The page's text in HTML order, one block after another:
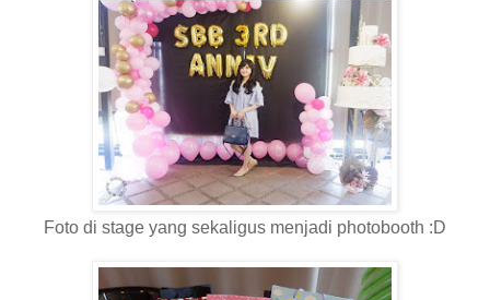
Foto di stage yang sekaligus menjadi photobooth :D